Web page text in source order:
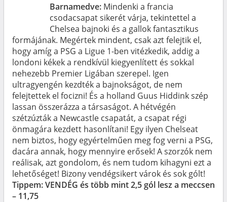
Barnamedve: Mindenki a francia
csodacsapat sikerét várja, tekintettel a
Chelsea bajnoki és a gallok fantasztikus
formájának. Megértek mindent, csak azt felejtik el,
hogy amíg a PSG a Ligue 1-ben vitézkedik, addig a
londoni kékek a rendkívül kiegyenlített és sokkal
nehezebb Premier Ligában szerepel. Igen
ultragyengén kezdték a bajnokságot, de nem
felejtettek el focizni! És a holland Guus Hiddink szép
lassan összerázza a társaságot. A hétvégén
szétzúzták a Newcastle csapatát, a csapat régi
önmagára kezdett hasonlítani! Egy ilyen Chelseat
nem biztos, hogy egyértelműen meg fog verni a PSG,
dacára annak, hogy mennyire erősek! A szorzók nem
reálisak, azt gondolom, és nem tudom kihagyni ezt a
lehetőséget! Bizony vendégsikert várok és sok gólt!
Tippem: VENDÉG és több mint 2,5 gól lesz a meccsen
– 11,75